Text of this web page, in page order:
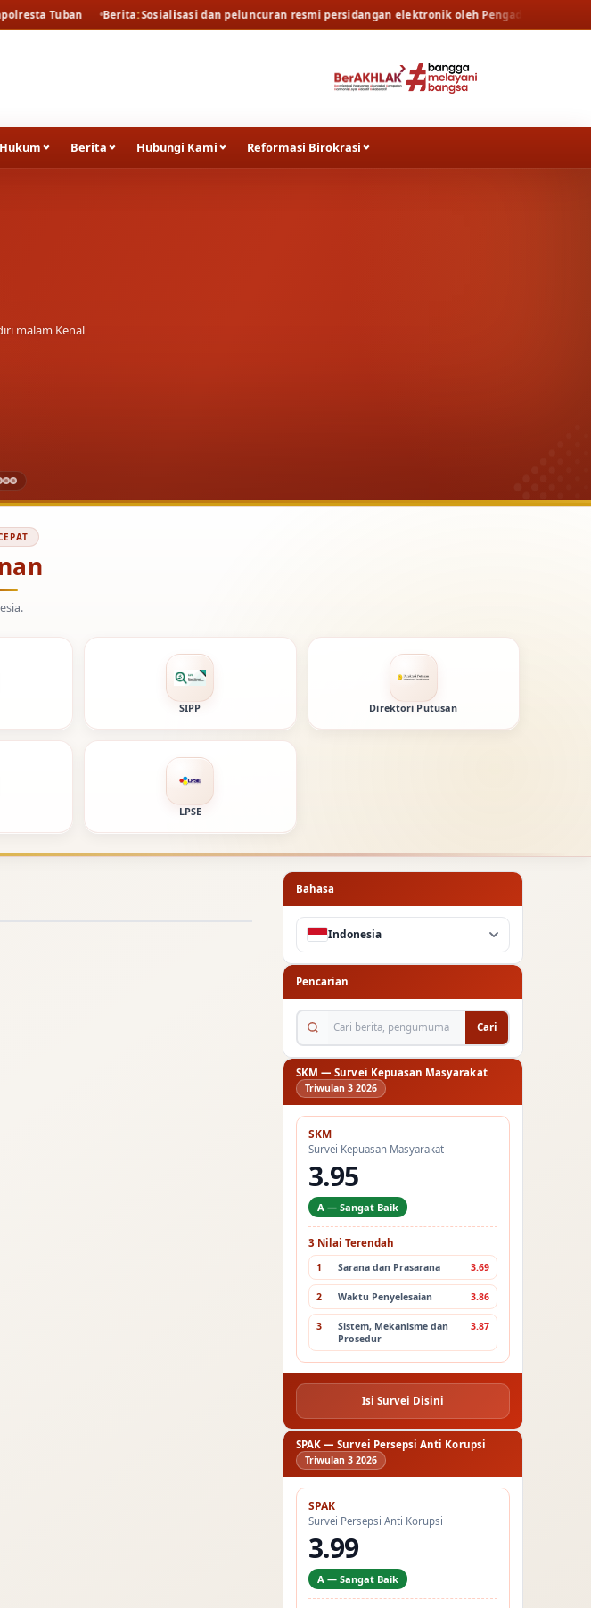
Berita Sosialisasi dan peluncuran resmi persidangan elektronik oleh Pengadilan Tinggi Surabaya
Berita Hubungi Kami Reformasi Birokrasi
malam Kenal
SIPP Direktori Putusan
LPSE
Bahasa
Indonesia
Pencarian
Cari berita, pengumuman...
Cari
SKM — Survei Kepuasan Masyarakat
Triwulan 3 2026
SKM
Survei Kepuasan Masyarakat
3.95
A — Sangat Baik
3 Nilai Terendah
1 Sarana dan Prasarana 3.69
2 Waktu Penyelesaian 3.86
3
Sistem, Mekanisme dan
Prosedur
3.87
Isi Survei Disini
SPAK — Survei Persepsi Anti Korupsi
Triwulan 3 2026
SPAK
Survei Persepsi Anti Korupsi
3.99
A — Sangat Baik